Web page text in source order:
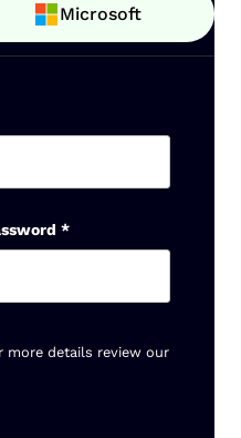
Microsoft
*
more details review our